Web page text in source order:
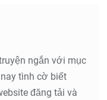
ngắn với mục
tình cờ biết
đăng tải và